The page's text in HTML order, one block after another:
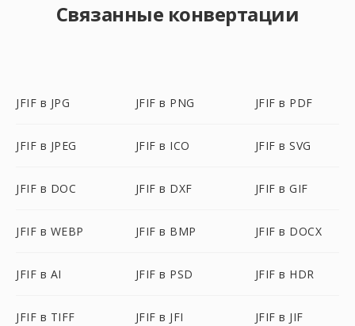
Связанные конвертации
JFIF в JPG JFIF в PNG JFIF в PDF
JFIF в JPEG JFIF в ICO JFIF в SVG
JFIF в DOC JFIF в DXF JFIF в GIF
JFIF в WEBP JFIF в BMP JFIF в DOCX
JFIF в AI JFIF в PSD JFIF в HDR
JFIF в TIFF JFIF в JFI JFIF в JIF